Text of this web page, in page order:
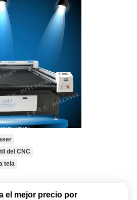
del CNC
tela
el mejor precio por